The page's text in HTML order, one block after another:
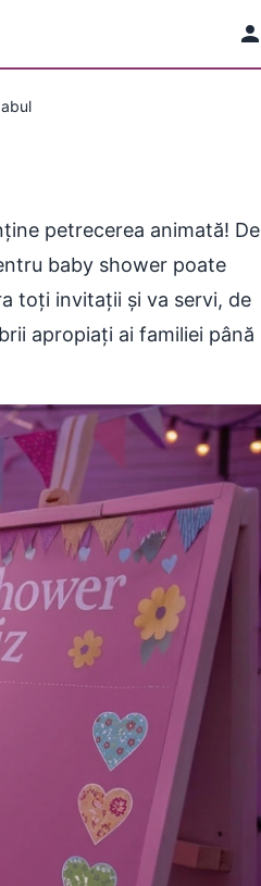
petrecerea animată! De
baby shower poate
toți invitații și va servi, de
apropiați ai familiei până